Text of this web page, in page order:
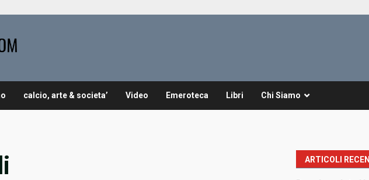
calcio, arte & societa’ Video Emeroteca Libri Chi Siamo
ARTICOLI